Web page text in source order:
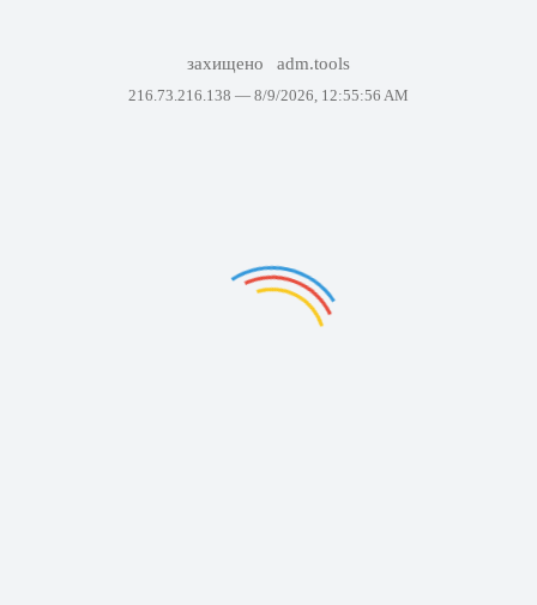
захищено adm.tools
216.73.216.138 — 8/9/2026, 12:55:56 AM